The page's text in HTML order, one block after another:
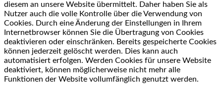
diesem an unsere Website übermittelt. Daher haben Sie als
Nutzer auch die volle Kontrolle über die Verwendung von
Cookies. Durch eine Änderung der Einstellungen in Ihrem
Internetbrowser können Sie die Übertragung von Cookies
deaktivieren oder einschränken. Bereits gespeicherte Cookies
können jederzeit gelöscht werden. Dies kann auch
automatisiert erfolgen. Werden Cookies für unsere Website
deaktiviert, können möglicherweise nicht mehr alle
Funktionen der Website vollumfänglich genutzt werden.